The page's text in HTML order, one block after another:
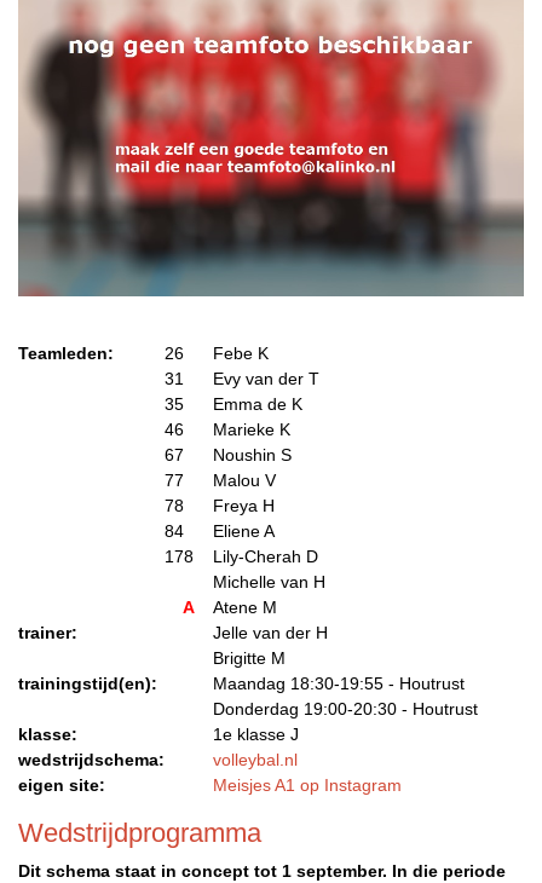
Teamleden: 26
Febe K
31
Evy van der T
35
Emma de K
46
Marieke K
67
Noushin S
77
Malou V
78
Freya H
84
Eliene A
178
Lily-Cherah D
Michelle van H
A
Atene M
trainer:
Jelle van der H
Brigitte M
trainingstijd(en):
Maandag 18:30-19:55 - Houtrust
Donderdag 19:00-20:30 - Houtrust
klasse:
1e klasse J
wedstrijdschema:
volleybal.nl
eigen site:
Meisjes A1 op Instagram
Wedstrijdprogramma
Dit schema staat in concept tot 1 september. In die periode